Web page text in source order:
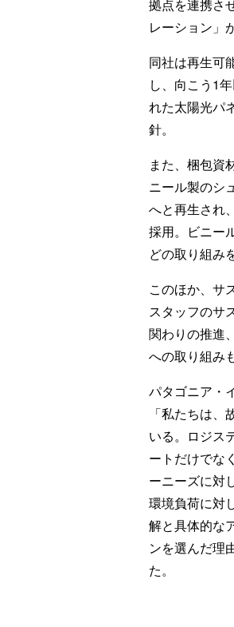
拠点を連携さ
レーション」
同社は再生可
し、向こう1
れた太陽光パ
針。
また、梱包資
ニール製のシ
へと再生され
採用。ビニー
どの取り組み
このほか、サ
スタッフのサ
関わりの推進
への取り組み
パタゴニア・
「私たちは
いる。ロジス
ートだけでな
ーニーズに対
環境負荷に対
解と具体的な
ンを選んだ理
た。